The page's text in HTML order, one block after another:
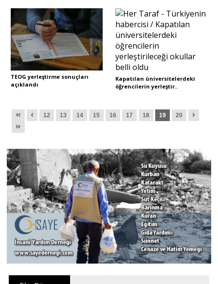
TEOG yerleştirme sonuçları
açıklandı
Kapatılan üniversitelerdeki
öğrencilerin yerleştir..
12 13 14 15 16 17 18 19 20